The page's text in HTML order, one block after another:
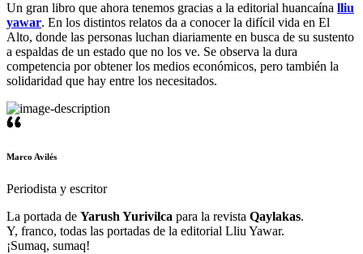
Un gran libro que ahora tenemos gracias a la editorial huancaína lliu
yawar. En los distintos relatos da a conocer la difícil vida en El
Alto, donde las personas luchan diariamente en busca de su sustento
a espaldas de un estado que no los ve. Se observa la dura
competencia por obtener los medios económicos, pero también la
solidaridad que hay entre los necesitados.
Marco Avilés
Periodista y escritor
La portada de Yarush Yurivilca para la revista Qaylakas.
Y, franco, todas las portadas de la editorial Lliu Yawar.
¡Sumaq, sumaq!